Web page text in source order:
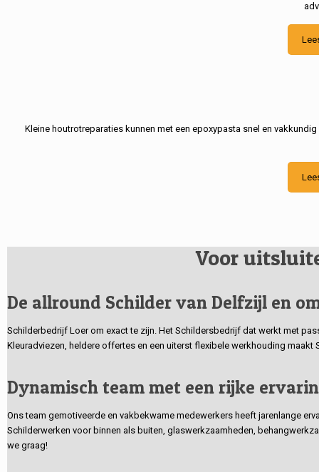
Kleine houtrotreparaties kunnen met een epoxypasta snel en
Voor
De allround Schilder van Delfzijl en
Schilderbedrijf Loer om exact te zijn. Het Schildersbedrijf dat werkt met
Kleuradviezen, heldere offertes en een uiterst flexibele werkhouding
Dynamisch team met een rijke
Ons team gemotiveerde en vakbekwame medewerkers heeft jarenlange
Schilderwerken voor binnen als buiten, glaswerkzaamheden,
we graag!